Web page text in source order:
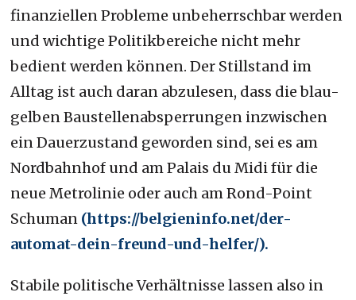
finanziellen Probleme unbeherrschbar werden
und wichtige Politikbereiche nicht mehr
bedient werden können. Der Stillstand im
Alltag ist auch daran abzulesen, dass die blau-
gelben Baustellenabsperrungen inzwischen
ein Dauerzustand geworden sind, sei es am
Nordbahnhof und am Palais du Midi für die
neue Metrolinie oder auch am Rond-Point
Schuman (https://belgieninfo.net/der-
automat-dein-freund-und-helfer/).
Stabile politische Verhältnisse lassen also in